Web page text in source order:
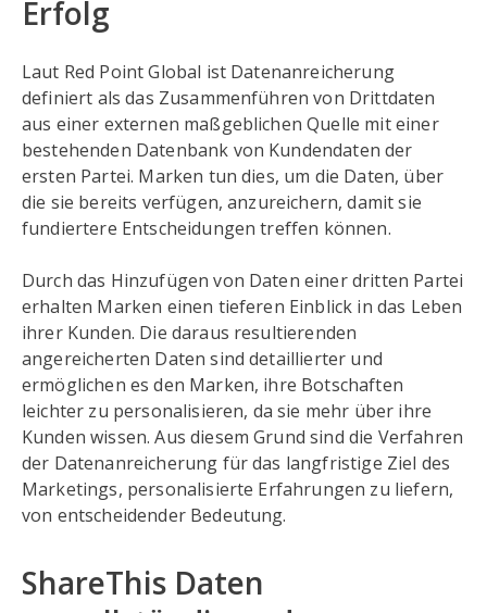
Erfolg
Laut Red Point Global ist Datenanreicherung
definiert als das Zusammenführen von Drittdaten
aus einer externen maßgeblichen Quelle mit einer
bestehenden Datenbank von Kundendaten der
ersten Partei. Marken tun dies, um die Daten, über
die sie bereits verfügen, anzureichern, damit sie
fundiertere Entscheidungen treffen können.
Durch das Hinzufügen von Daten einer dritten Partei
erhalten Marken einen tieferen Einblick in das Leben
ihrer Kunden. Die daraus resultierenden
angereicherten Daten sind detaillierter und
ermöglichen es den Marken, ihre Botschaften
leichter zu personalisieren, da sie mehr über ihre
Kunden wissen. Aus diesem Grund sind die Verfahren
der Datenanreicherung für das langfristige Ziel des
Marketings, personalisierte Erfahrungen zu liefern,
von entscheidender Bedeutung.
ShareThis Daten